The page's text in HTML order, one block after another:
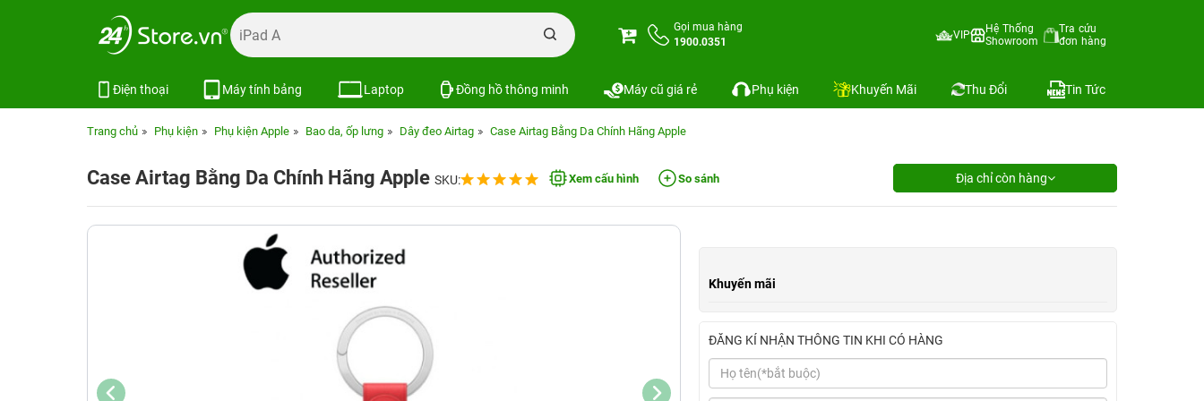
Gọi mua hàng
1900.0351
VIP
Hệ Thống
Showroom
Tra cứu
đơn hàng
Điện thoại Máy tính bảng Laptop Đồng hồ thông minh Máy cũ giá rẻ Phụ kiện Khuyến Mãi Thu Đổi Tin Tức
Trang chủ Phụ kiện Phụ kiện Apple Bao da, ốp lưng Dây đeo Airtag Case Airtag Bằng Da Chính Hãng Apple
Case Airtag Bằng Da Chính Hãng Apple SKU: Xem cấu hình So sánh Địa chỉ còn hàng
Khuyến mãi
ĐĂNG KÍ NHẬN THÔNG TIN KHI CÓ HÀNG